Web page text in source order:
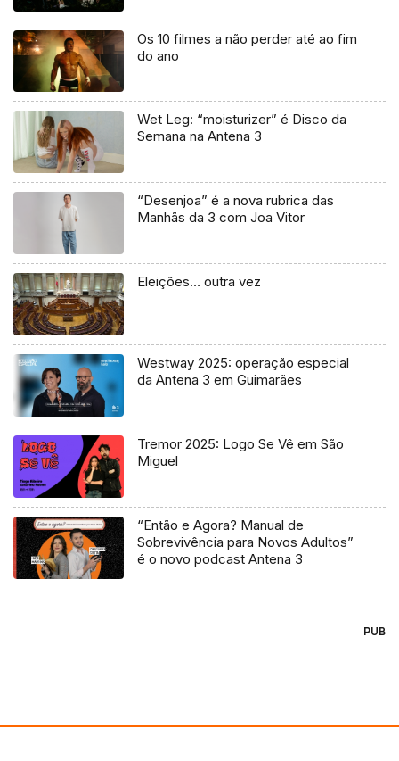
Os 10 filmes a não perder até ao fim
do ano
Wet Leg: “moisturizer” é Disco da
Semana na Antena 3
“Desenjoa” é a nova rubrica das
Manhãs da 3 com Joa Vitor
Eleições… outra vez
Westway 2025: operação especial
da Antena 3 em Guimarães
Tremor 2025: Logo Se Vê em São
Miguel
“Então e Agora? Manual de
Sobrevivência para Novos Adultos”
é o novo podcast Antena 3
PUB